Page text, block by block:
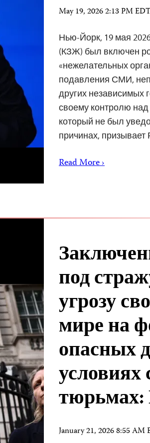
May 19, 2026 2:13 PM
Нью-Йорк, 19 мая
(КЗЖ) был включен
«нежелательных
подавления СМИ,
других независимых
своему контролю
который не был
причинах,
Read More ›
под
угрозу
мире на
опасных
January 21, 2026 8:55 AM